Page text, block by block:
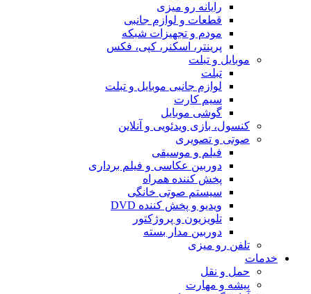
رایانه رو میزی
قطعات و لوازم جانبی
مودم و تجهیزات شبکه
پرینتر، اسکنر، کپی، فکس
موبایل و تبلت
تبلت
لوازم جانبی موبایل و تبلت
سیم کارت
گوشی موبایل
کنسول، بازی‌ ویدئویی و آنلاین
صوتی و تصویری
فیلم و موسیقی
دوربین عکاسی و فیلم برداری
پخش کننده همراه
سیستم صوتی خانگی
ویدیو و پخش کننده DVD
تلویزیون و پروژکتور
دوربین مدار بسته
تلفن رو میزی
خدمات
حمل و نقل
پیشه و مهارت